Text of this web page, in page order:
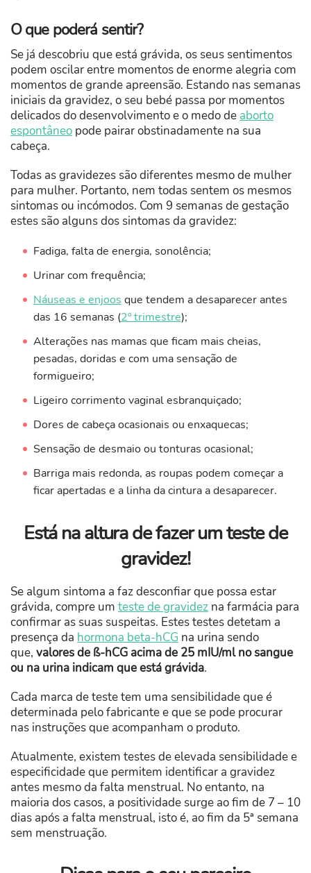
O que poderá sentir?
Se já descobriu que está grávida, os seus sentimentos
podem oscilar entre momentos de enorme alegria com
momentos de grande apreensão. Estando nas semanas
iniciais da gravidez, o seu bebé passa por momentos
delicados do desenvolvimento e o medo de aborto
espontâneo pode pairar obstinadamente na sua
cabeça.
Todas as gravidezes são diferentes mesmo de mulher
para mulher. Portanto, nem todas sentem os mesmos
sintomas ou incómodos. Com 9 semanas de gestação
estes são alguns dos sintomas da gravidez:
Fadiga, falta de energia, sonolência;
Urinar com frequência;
Náuseas e enjoos que tendem a desaparecer antes
das 16 semanas (2º trimestre);
Alterações nas mamas que ficam mais cheias,
pesadas, doridas e com uma sensação de
formigueiro;
Ligeiro corrimento vaginal esbranquiçado;
Dores de cabeça ocasionais ou enxaquecas;
Sensação de desmaio ou tonturas ocasional;
Barriga mais redonda, as roupas podem começar a
ficar apertadas e a linha da cintura a desaparecer.
Está na altura de fazer um teste de
gravidez!
Se algum sintoma a faz desconfiar que possa estar
grávida, compre um teste de gravidez na farmácia para
confirmar as suas suspeitas. Estes testes detetam a
presença da hormona beta-hCG na urina sendo
que, valores de ß-hCG acima de 25 mIU/ml no sangue
ou na urina indicam que está grávida.
Cada marca de teste tem uma sensibilidade que é
determinada pelo fabricante e que se pode procurar
nas instruções que acompanham o produto.
Atualmente, existem testes de elevada sensibilidade e
especificidade que permitem identificar a gravidez
antes mesmo da falta menstrual. No entanto, na
maioria dos casos, a positividade surge ao fim de 7 – 10
dias após a falta menstrual, isto é, ao fim da 5ª semana
sem menstruação.